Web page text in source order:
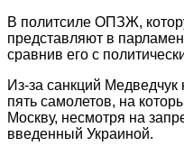
В политсиле ОПЗЖ,
представляют в
сравнив его с
Из-за санкций Медведчук
пять самолетов, на
Москву, несмотря на
введенный Украиной.